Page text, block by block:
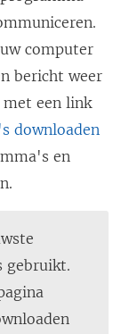
computer
bericht weer
een link
downloaden
en
gebruikt.